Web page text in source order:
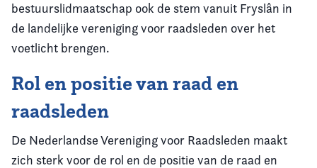
bestuurslidmaatschap ook de stem vanuit Fryslân in
de landelijke vereniging voor raadsleden over het
voetlicht brengen.
Rol en positie van raad en
raadsleden
De Nederlandse Vereniging voor Raadsleden maakt
zich sterk voor de rol en de positie van de raad en